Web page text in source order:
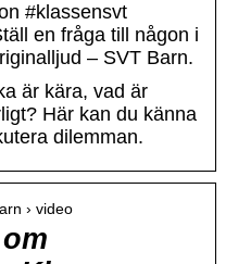
#klassensvt
en fråga till någon i
– SVT Barn.
är kära, vad är
Här kan du känna
dilemman.
› video